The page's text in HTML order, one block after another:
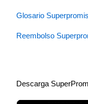
Glosario
Reembolso
Descarga